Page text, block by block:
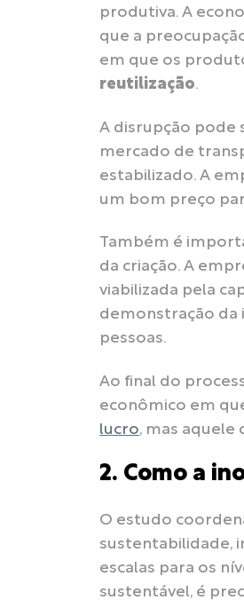
produtiva. A
que a
em que os
reutilização.
A disrupção pode
mercado de
estabilizado. A
um bom preço
Também é
da criação. A
viabilizada pela
demonstração da
pessoas.
Ao final do
econômico em
lucro, mas aquele
2. Como a
O estudo
sustentabilidade,
escalas para os
sustentável, é